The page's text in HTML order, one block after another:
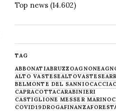
Top news(14.602)
TAG
ABBONATIABRUZZOAGNONE
ALTO VASTESEALTOVASTESE
BELMONTE DEL SANNIOCACCIA
CAPRACOTTACARABINIERI
CASTIGLIONE MESSER MARINO
COVID19DROGAFINANZA